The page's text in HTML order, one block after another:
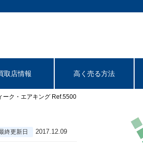
取店情報 高く売る方法
ーク・エアキング Ref.5500
終更新日 2017.12.09